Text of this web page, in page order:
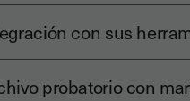
con sus
probatorio con